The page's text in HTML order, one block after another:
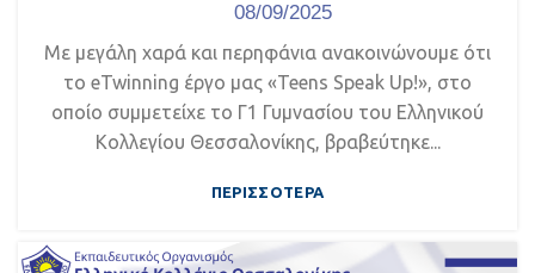
08/09/2025
Με μεγάλη χαρά και περηφάνια ανακοινώνουμε ότι
το eTwinning έργο μας «Teens Speak Up!», στο
οποίο συμμετείχε το Γ1 Γυμνασίου του Ελληνικού
Κολλεγίου Θεσσαλονίκης, βραβεύτηκε...
ΠΕΡΙΣΣΌΤΕΡΑ